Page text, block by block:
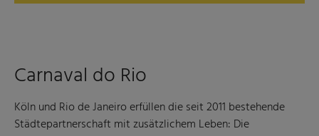
Carnaval do Rio
Köln und Rio de Janeiro erfüllen die seit 2011 bestehende
Städtepartnerschaft mit zusätzlichem Leben: Die